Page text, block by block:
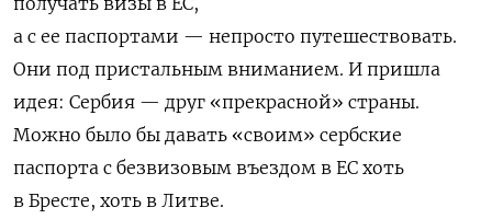
а с ее паспортами — непросто путешествовать.
Они под пристальным вниманием. И пришла
идея: Сербия — друг «прекрасной» страны.
Можно было бы давать «своим» сербские
паспорта с безвизовым въездом в ЕС хоть
в Бресте, хоть в Литве.